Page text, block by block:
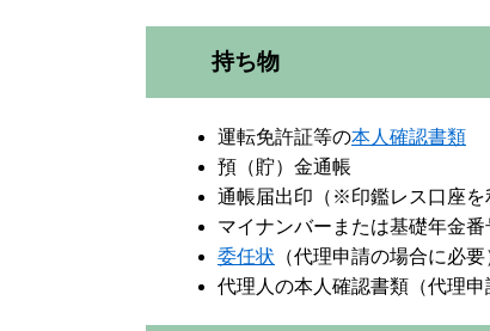
持ち物
運転免許証等の本人確認書類
預（貯）金通帳
通帳届出印（※印鑑レス口座を
マイナンバーまたは基礎年金
委任状 （代理申請の場合に必
代理人の本人確認書類（代理申